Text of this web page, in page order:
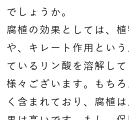
でしょうか。
腐植の効果としては、
や、キレート作用とい
ているリン酸を溶解して
様々ございます。もち
く含まれており、腐植